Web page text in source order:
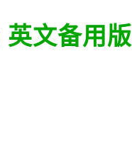
英文备用版